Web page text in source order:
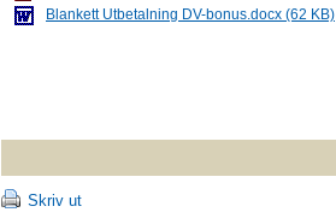
Blankett Utbetalning DV-bonus.docx (62 KB)
Skriv ut